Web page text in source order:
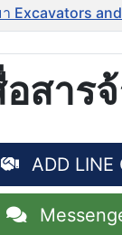
Excavators
สาร
ADD LINE